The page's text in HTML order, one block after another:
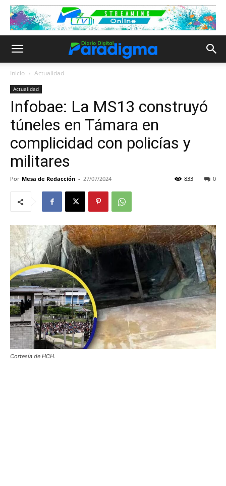
Inicio Actualidad
Actualidad
Infobae: La MS13 construyó
túneles en Támara en
complicidad con policías y
militares
Por Mesa de Redacción - 27/07/2024 0
833
Cortesía de HCH.